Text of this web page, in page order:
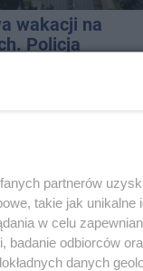
wakacji na
Policja
ten
szuka świadków
partnerów
takie jak unikalne
w celu
odbiorców
danych